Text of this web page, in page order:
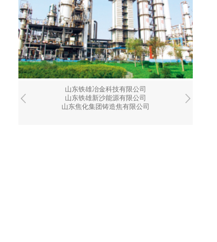
山东铁雄冶金科技有限公司
山东铁雄新沙能源有限公司
山东焦化集团铸造焦有限公司